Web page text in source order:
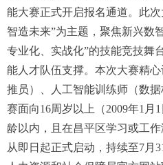
能大赛正式开启报名通道。此
智造未来”为主题，聚焦新兴数
专业化、实战化”的技能竞技舞
能人才队伍支撑。本次大赛精
推员）、人工智能训练师（数
赛面向16周岁以上（2009年1月
龄以内，且在昌平区学习或工
从即日起正式启动，持续至7月